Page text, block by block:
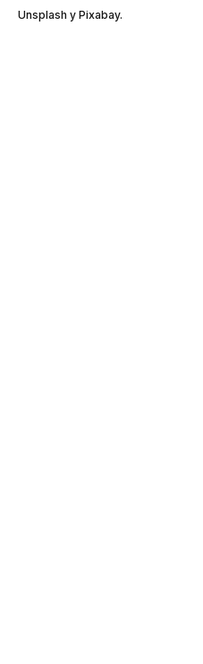
Unsplash y Pixabay.